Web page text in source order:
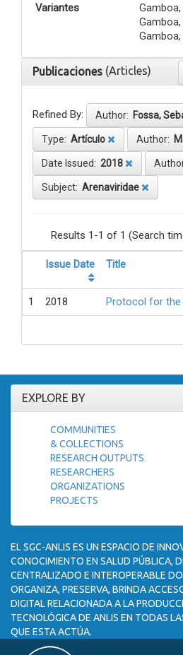
Variantes
Gamboa,
Publicaciones (Articles)
Refined By: Author: Fossa,
Type: Artículo Author:
Date Issued: 2018
Subject: Arenaviridae
Results 1-1 of 1 (Search
Issue Date Title
1 2018 Protocol for the
EXPLORE BY
COMMUNITIES
& COLLECTIONS
RESEARCH OUTPUTS
RESEARCHERS
ORGANIZATIONS
PROJECTS
EL SGC-ANLIS ES UN ESPACIO DE
CONOCIMIENTO EN SALUD PÚBLICA,
CENTRALIZADO E INTEROPERABLE
ORGANIZA, PRESERVA, BRINDA
DIGITAL RELACIONADA A LA
TECNOLÓGICA DE ANLIS EN TODAS
QUE ESTA ACTÚA.